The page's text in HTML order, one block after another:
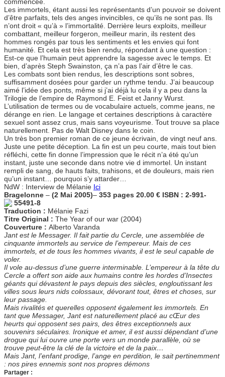
commencée.
Les immortels, étant aussi les représentants d’un pouvoir se doivent
d’être parfaits, tels des anges invincibles, ce qu’ils ne sont pas. Ils
n’ont droit « qu’à » l’immortalité. Derrière leurs exploits, meilleur
combattant, meilleur forgeron, meilleur marin, ils restent des
hommes rongés par tous les sentiments et les envies qui font
humanité. Et cela est très bien rendu, répondant à une question :
Est-ce que l’humain peut apprendre la sagesse avec le temps. Et
bien, d’après Steph Swainston, ça n’a pas l’air d’être le cas.
Les combats sont bien rendus, les descriptions sont sobres,
suffisamment dosées pour garder un rythme tendu. J’ai beaucoup
aimé l’idée des ponts, même si j’ai déjà lu cela il y a peu dans la
Trilogie de l’empire de Raymond E. Feist et Janny Wurst.
L’utilisation de termes ou de vocabulaire actuels, comme jeans, ne
dérange en rien. Le langage et certaines descriptions à caractère
sexuel sont assez crus, mais sans voyeurisme. Tout trouve sa place
naturellement. Pas de Walt Disney dans le coin.
Un très bon premier roman de ce jeune écrivain, de vingt neuf ans.
Juste une petite déception. La fin est un peu courte, mais tout bien
réfléchi, cette fin donne l’impression que le récit n’a été qu’un
instant, juste une seconde dans notre vie d immortel. Un instant
rempli de sang, de hauts faits, trahisons, et de douleurs, mais rien
qu’un instant… pourquoi s’y attarder…
NdW : Interview de Mélanie Ici
Bragelonne – (2 Mai 2005)– 353 pages 20.00 € ISBN : 2-991-
55491-8
Traduction : Mélanie Fazi
Titre Original : The Year of our war (2004)
Couverture : Alberto Varanda
Jant est le Messager. Il fait partie du Cercle, une assemblée de
cinquante immortels au service de l’empereur. Mais de ces
immortels, et de tous les hommes vivants, il est le seul capable de
voler.
Il vole au-dessus d’une guerre interminable. L’empereur à la tête du
Cercle a offert son aide aux humains contre les hordes d’Insectes
géants qui dévastent le pays depuis des siècles, engloutissant les
villes sous leurs nids colossaux, dévorant tout, êtres et choses, sur
leur passage.
Mais rivalités et querelles opposent également les immortels. En
tant que Messager, Jant est naturellement placé au cŒur des
heurts qui opposent ses pairs, des êtres exceptionnels aux
souvenirs séculaires. Ironique et amer, il est aussi dépendant d’une
drogue qui lui ouvre une porte vers un monde parallèle, où se
trouve peut-être la clé de la victoire et de la paix…
Mais Jant, l’enfant prodige, l’ange en perdition, le sait pertinemment
: nos pires ennemis sont nos propres démons
Partager :